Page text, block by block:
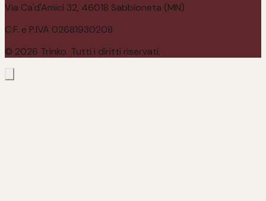
Via Ca'd'Amici 32, 46018 Sabbioneta (MN)
C.F. e P.IVA 02681930208
© 2026 Trinko. Tutti i diritti riservati.